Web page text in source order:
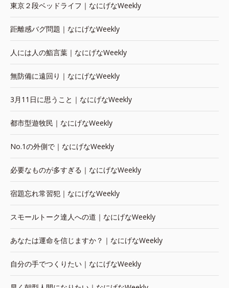
東京２段ベッドライフ｜なにげなWeekly
距離感バグ問題｜なにげなWeekly
人には人の鮨言葉｜なにげなWeekly
無防備に遠回り｜なにげなWeekly
3月11日に思うこと｜なにげなWeekly
都市型遊牧民｜なにげなWeekly
No.1の外側で｜なにげなWeekly
必要なものが多すぎる｜なにげなWeekly
宿題忘れ常習犯｜なにげなWeekly
スモールトーク達人への道｜なにげなWeekly
あなたは運命を信じますか？｜なにげなWeekly
自分の手でつくりたい｜なにげなWeekly